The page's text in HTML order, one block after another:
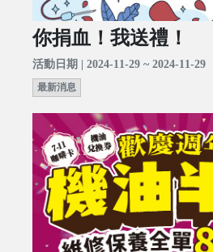
你捐血！我送禮！
活動日期 | 2024-11-29 ~ 2024-11-29
最新消息